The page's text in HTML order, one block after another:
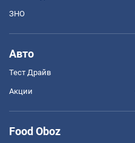
ЗНО
Авто
Тест Драйв
Акции
Food Oboz